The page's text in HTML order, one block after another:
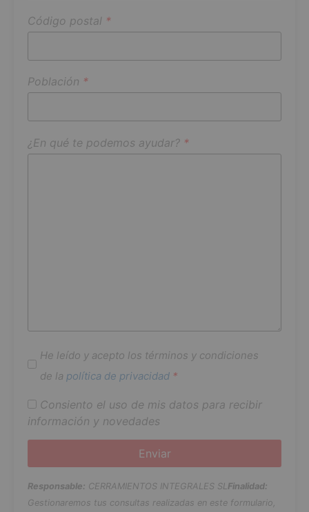
Código postal *
Población *
¿En qué te podemos ayudar? *
He leído y acepto los términos y condiciones
de la política de privacidad *
Consiento el uso de mis datos para recibir
información y novedades
Responsable: CERRAMIENTOS INTEGRALES SLFinalidad:
Gestionaremos tus consultas realizadas en este formulario,